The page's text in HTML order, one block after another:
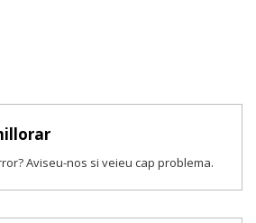
Aviseu-nos si veieu cap problema.